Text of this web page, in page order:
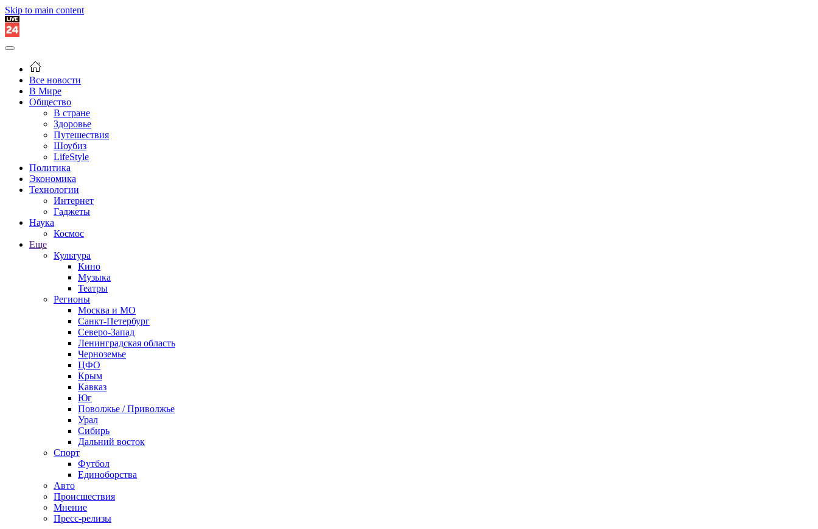
Skip to main content
Все новости
В Мире
Общество
В стране
Здоровье
Путешествия
Шоубиз
LifeStyle
Политика
Экономика
Технологии
Интернет
Гаджеты
Наука
Космос
Еще
Культура
Кино
Музыка
Театры
Регионы
Москва и МО
Санкт-Петербург
Северо-Запад
Ленинградская область
Черноземье
ЦФО
Крым
Кавказ
Юг
Поволжье / Приволжье
Урал
Сибирь
Дальний восток
Спорт
Футбол
Единоборства
Авто
Происшествия
Мнение
Пресс-релизы